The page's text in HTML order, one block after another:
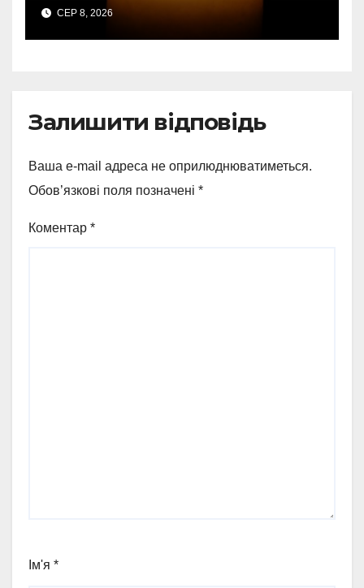
нагороди та відомчі
відзнаки
СЕР 8, 2026
Залишити відповідь
Ваша e-mail адреса не оприлюднюватиметься.
Обов’язкові поля позначені *
Коментар *
Ім'я *